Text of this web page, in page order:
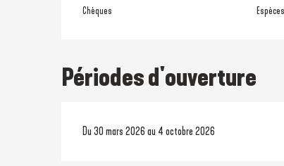
Chèques Espèces
Périodes d'ouverture
Du 30 mars 2026 au 4 octobre 2026